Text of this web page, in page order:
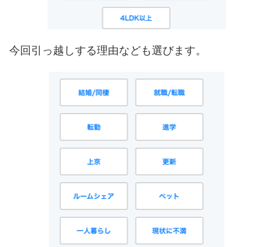
今回引っ越しする理由なども選びます。